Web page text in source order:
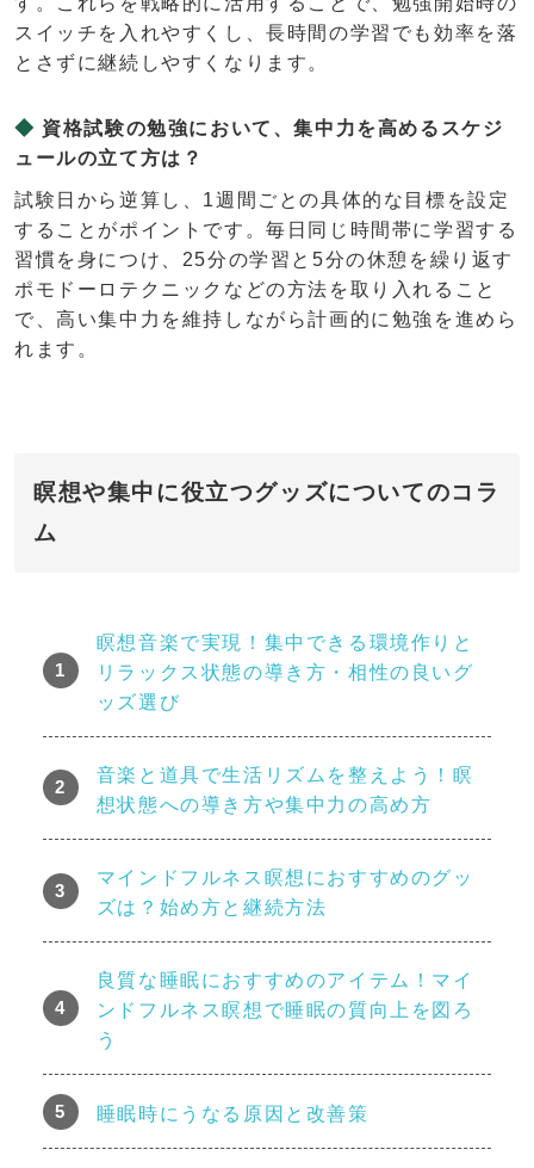
スイッチを入れやすくし、長時間の学習でも効率を落
とさずに継続しやすくなります。
資格試験の勉強において、集中力を高めるスケジ
ュールの立て方は？
試験日から逆算し、1週間ごとの具体的な目標を設定
することがポイントです。毎日同じ時間帯に学習する
習慣を身につけ、25分の学習と5分の休憩を繰り返す
ポモドーロテクニックなどの方法を取り入れること
で、高い集中力を維持しながら計画的に勉強を進めら
れます。
瞑想や集中に役立つグッズについてのコラ
ム
瞑想音楽で実現！集中できる環境作りと
リラックス状態の導き方・相性の良いグ
ッズ選び
音楽と道具で生活リズムを整えよう！瞑
想状態への導き方や集中力の高め方
マインドフルネス瞑想におすすめのグッ
ズは？始め方と継続方法
良質な睡眠におすすめのアイテム！マイ
ンドフルネス瞑想で睡眠の質向上を図ろ
う
睡眠時にうなる原因と改善策